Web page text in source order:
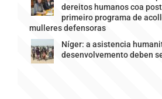
dereitos humanos coa
primeiro programa de
mulleres defensoras
Níger: a asistencia
desenvolvemento deben